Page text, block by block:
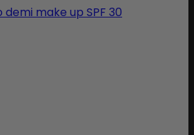
demi make up SPF 30